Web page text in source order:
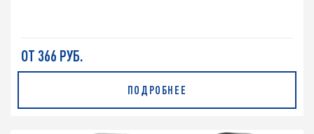
ОТ 366 РУБ.
ПОДРОБНЕЕ